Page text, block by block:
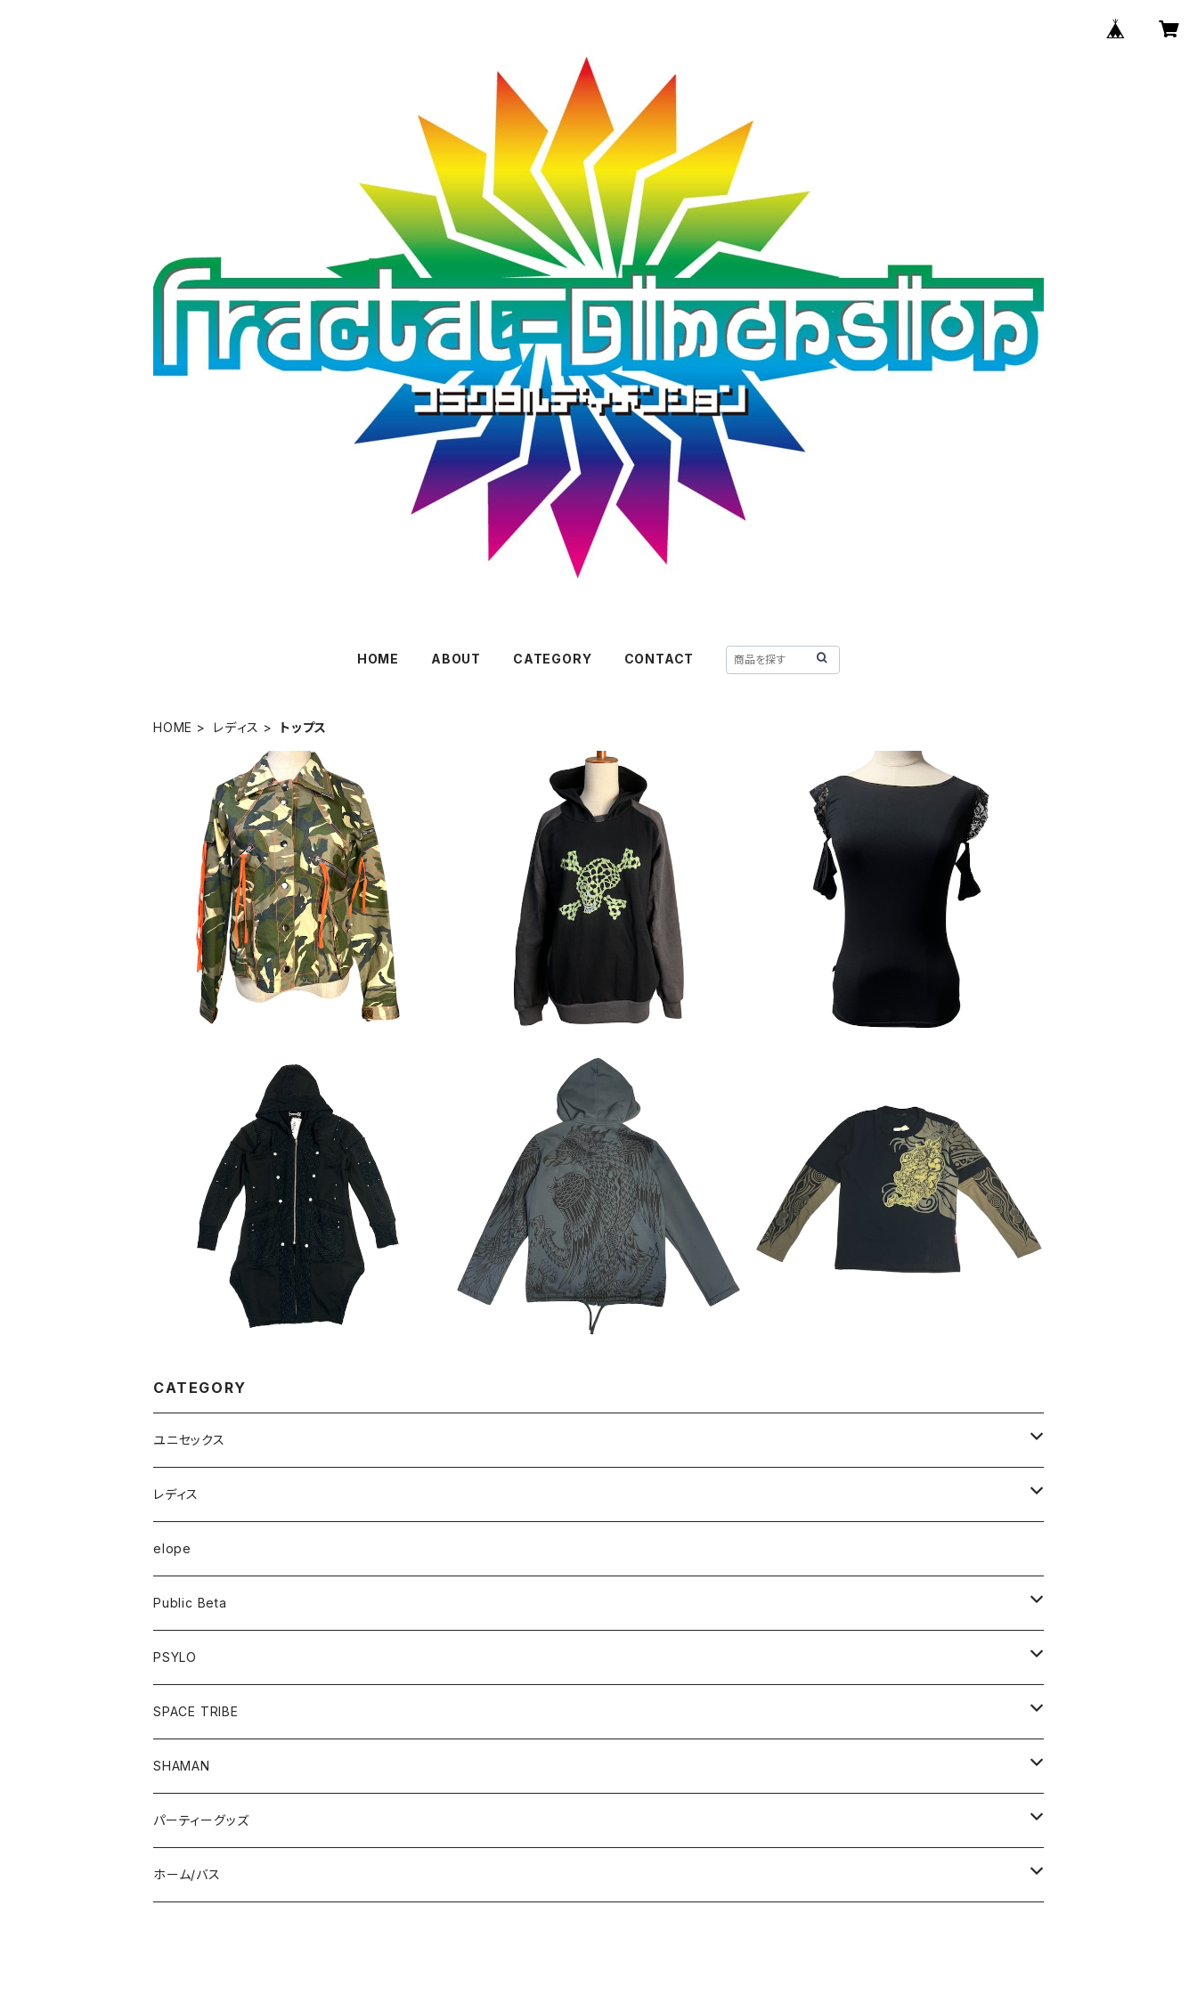
HOME ABOUT CATEGORY CONTACT
HOME レディス トップス
【SHAMAN】迷彩柄ジャケット
¥7,900
【SHAMAN】スカルプリントフーディー Sサ
イズ
¥6,400
【PSYLO】コールドショルダーカットソー
【PSYLO】コート＊New Steamed Coat
¥12,400
【PSYLO】パーカー＊Garuda Hooded Ja
cket
¥9,900
【SHAMAN】風神雷神ロンT/雷神（TS12）
¥5,900
CATEGORY
ユニセックス
半袖Tシャツ
長袖Tシャツ
フーディー
パンツ
シューズ
服飾雑貨
レディス
トップス
ボトム
ワンピース
オールインワン
シューズ
服飾雑貨
elope
Public Beta
半袖Tシャツ
フーディー
長袖Tシャツ
PSYLO
トップス
ボトム
服飾雑貨
SPACE TRIBE
Tシャツ
フーディー
ジャケット
SHAMAN
トップス
長袖Tシャツ
ボトム
パーティーグッズ
帽子/マスク
ホーム/バス